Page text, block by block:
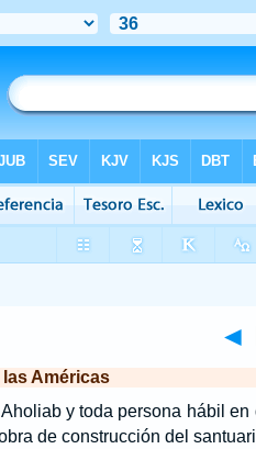
◄
Américas
y toda persona hábil en
de construcción del